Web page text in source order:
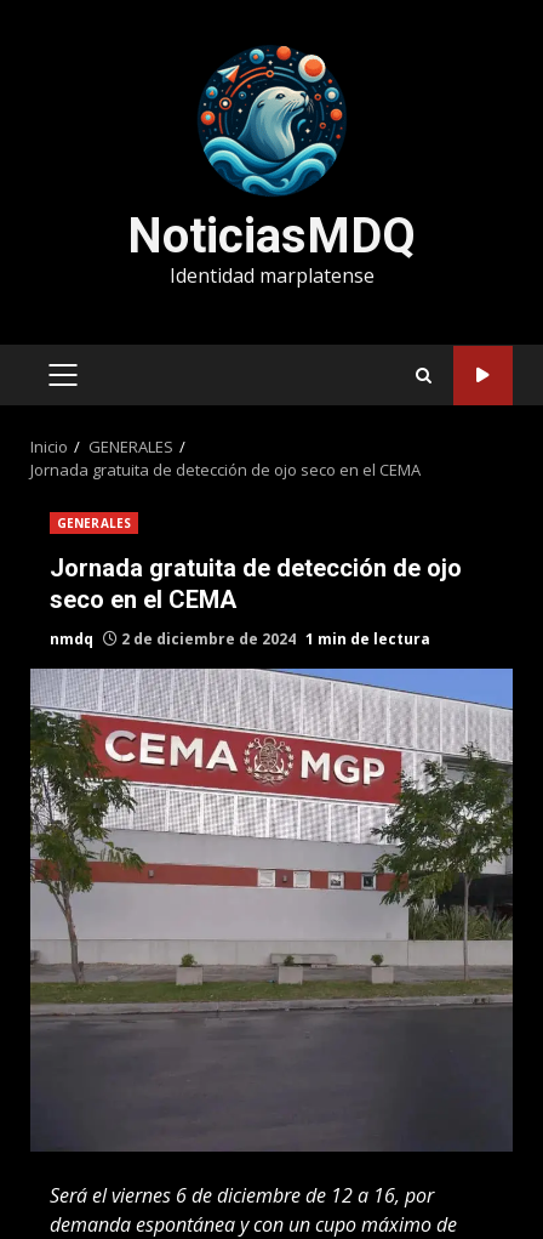
NoticiasMDQ
Identidad marplatense
MENÚ
Inicio
GENERALES
Jornada gratuita de detección de ojo seco en el CEMA
GENERALES
Jornada gratuita de detección de ojo
seco en el CEMA
nmdq 2 de diciembre de 2024 1 min de lectura
Será el viernes 6 de diciembre de 12 a 16, por
demanda espontánea y con un cupo máximo de